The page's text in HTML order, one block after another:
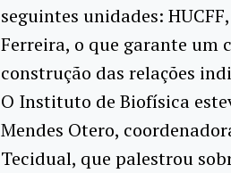
seguintes unidades:
Ferreira, o que garante um
construção das relações
O Instituto de Biofísica
Mendes Otero,
Tecidual, que palestrou